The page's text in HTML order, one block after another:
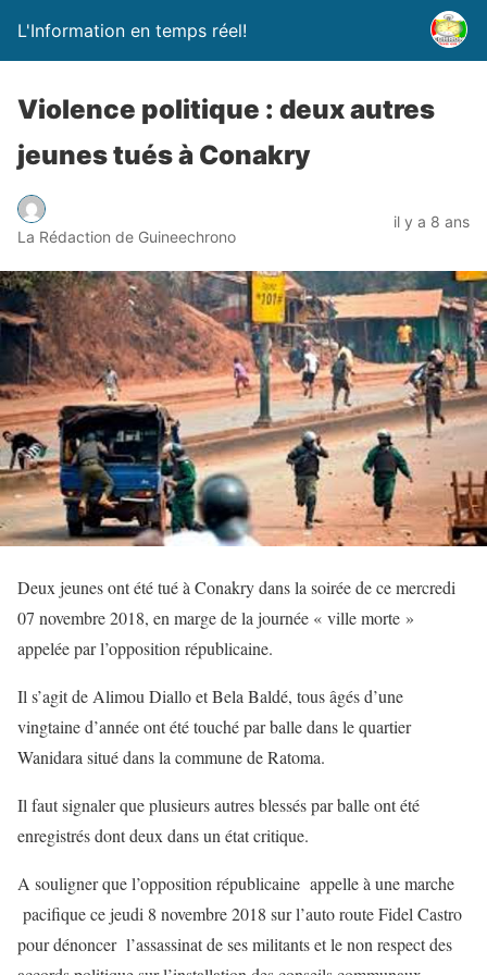
L'Information en temps réel!
Violence politique : deux autres
jeunes tués à Conakry
La Rédaction de Guineechrono
il y a 8 ans
Deux jeunes ont été tué à Conakry dans la soirée de ce mercredi
07 novembre 2018, en marge de la journée « ville morte »
appelée par l’opposition républicaine.
Il s’agit de Alimou Diallo et Bela Baldé, tous âgés d’une
vingtaine d’année ont été touché par balle dans le quartier
Wanidara situé dans la commune de Ratoma.
Il faut signaler que plusieurs autres blessés par balle ont été
enregistrés dont deux dans un état critique.
A souligner que l’opposition républicaine appelle à une marche
pacifique ce jeudi 8 novembre 2018 sur l’auto route Fidel Castro
pour dénoncer l’assassinat de ses militants et le non respect des